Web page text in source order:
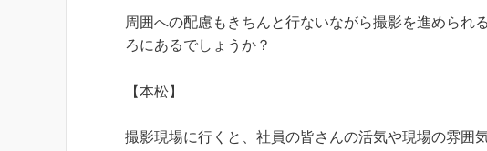
周囲への配慮もきちんと行ないながら撮影を進められ
ろにあるでしょうか？
【本松】
撮影現場に行くと、社員の皆さんの活気や現場の雰囲